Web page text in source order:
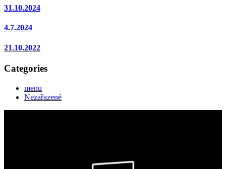
31.10.2024
4.7.2024
21.10.2022
Categories
menu
Nezařazené